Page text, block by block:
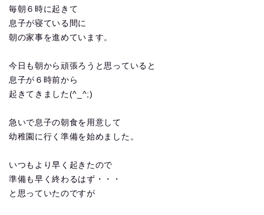
毎朝６時に起きて
息子が寝ている間に
朝の家事を進めています。
今日も朝から頑張ろうと思っていると
息子が６時前から
起きてきました(^_^;)
急いで息子の朝食を用意して
幼稚園に行く準備を始めました。
いつもより早く起きたので
準備も早く終わるはず・・・
と思っていたのですが